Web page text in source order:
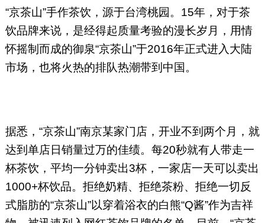
“京茶山”手作茶饮，源于台湾桃园。15年，对于茶
饮品牌来说，是经得起质量考验的漫长岁月，用情
怀摇制而成的御泉“京茶山”于2016年正式进入大陆
市场，也将火热的排队热潮带到中国。
据悉，“京茶山”南京某家门店，开业不到两个月，就
达到单店日销量过万的佳绩。每20秒就有人带走一
杯茶饮，平均一分钟卖出3杯，一家店一天可以卖出
1000+杯饮品。拒绝奶精、拒绝茶粉、拒绝一切反
式脂肪的“京茶山”以穿着浴衣的白熊“Q酱”作为吉祥